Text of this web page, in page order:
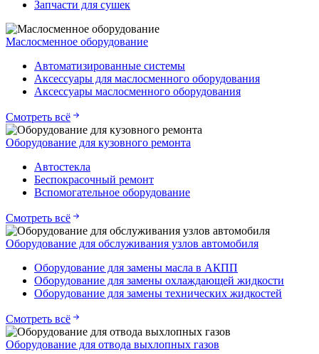
Запчасти для сушек
Маслосменное оборудование
Автоматизированные системы
Аксессуары для маслосменного оборудования
Аксессуары маслосменного оборудования
Смотреть всё
Оборудование для кузовного ремонта
Автостекла
Беспокрасочный ремонт
Вспомогательное оборудование
Смотреть всё
Оборудование для обслуживания узлов автомобиля
Оборудование для замены масла в АКПП
Оборудование для замены охлаждающей жидкости
Оборудование для замены технических жидкостей
Смотреть всё
Оборудование для отвода выхлопных газов